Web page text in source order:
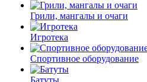
Грили, мангалы и очаги
Игротека
Спортивное оборудование
Батуты